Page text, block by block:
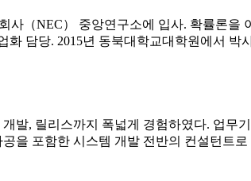
（NEC） 중앙연구소에 입사. 확률론
담당. 2015년 동북대학교대학원에서
발, 릴리스까지 폭넓게 경험하였다. 업무
을 포함한 시스템 개발 전반의 컨설턴트